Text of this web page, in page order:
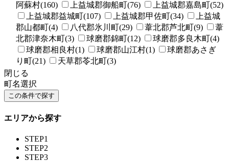
阿蘇村(160)
上益城郡御船町(76)
上益城郡嘉島町(52)
上益城郡益城町(107)
上益城郡甲佐町(34)
上益城
郡山都町(4)
八代郡氷川町(29) 葦北郡芦北町(9)
葦
北郡津奈木町(3)
球磨郡錦町(12)
球磨郡多良木町(4)
球磨郡相良村(1)
球磨郡山江村(1)
球磨郡あさぎ
り町(21)
天草郡苓北町(3)
閉じる
町名選択
エリアから探す
STEP1
STEP2
STEP3